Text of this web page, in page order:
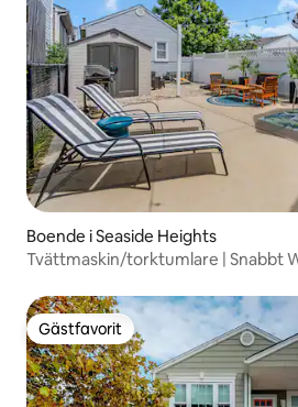
Boende i Seaside Heights
Tvättmaskin/torktumlare | Snabbt
Gästfavorit
Gästfavorit